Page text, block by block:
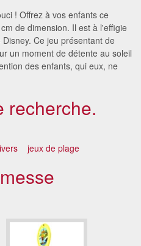
! Offrez à vos enfants ce
de dimension. Il est à l'effigie
Ce jeu présentant de
un moment de détente au soleil
des enfants, qui eux, ne
recherche.
jeux de plage